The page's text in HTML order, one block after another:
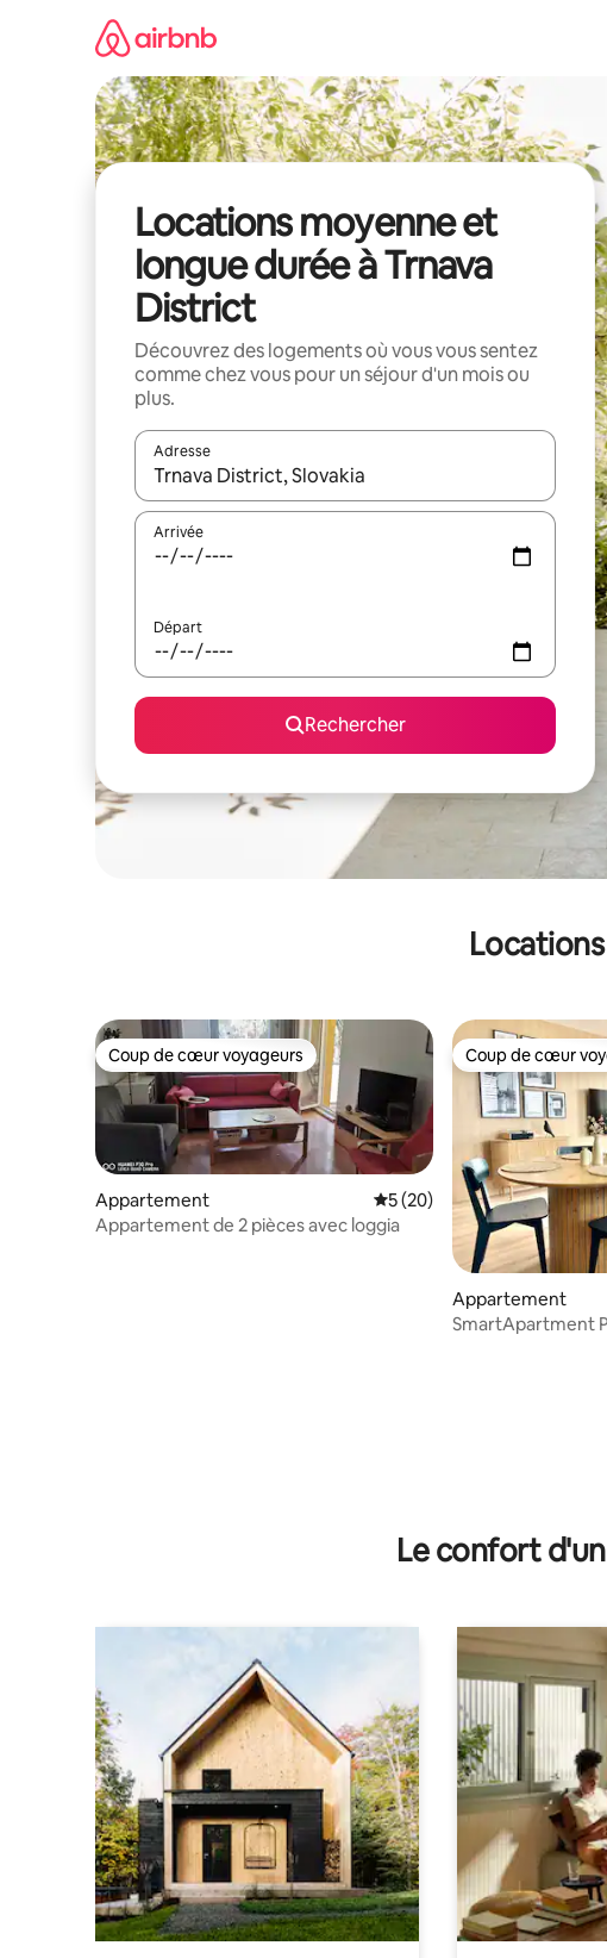
Locations moyenne et
longue durée à Trnava
District
Découvrez des logements où vous vous sentez
comme chez vous pour un séjour d'un mois ou
plus.
Adresse
Lorsque les résultats s'affichent, utilisez les flèches vers le
Arrivée
Départ
Rechercher
Coup de cœur voyageurs
Coup de cœur voyageurs
Appartement Évaluation moyenne sur la
5 (20)
Appartement de 2 pièces avec loggia
Coup de cœur
Coup de cœur
Appartement
SmartApartment
Le confort